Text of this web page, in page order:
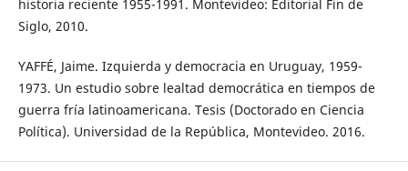
historia reciente 1955-1991. Montevideo: Editorial Fin de
Siglo, 2010.
YAFFÉ, Jaime. Izquierda y democracia en Uruguay, 1959-
1973. Un estudio sobre lealtad democrática en tiempos de
guerra fría latinoamericana. Tesis (Doctorado en Ciencia
Política). Universidad de la República, Montevideo. 2016.